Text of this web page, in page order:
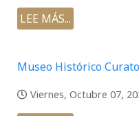
LEE MÁS...
Museo Histórico
Viernes, Octubre 07,